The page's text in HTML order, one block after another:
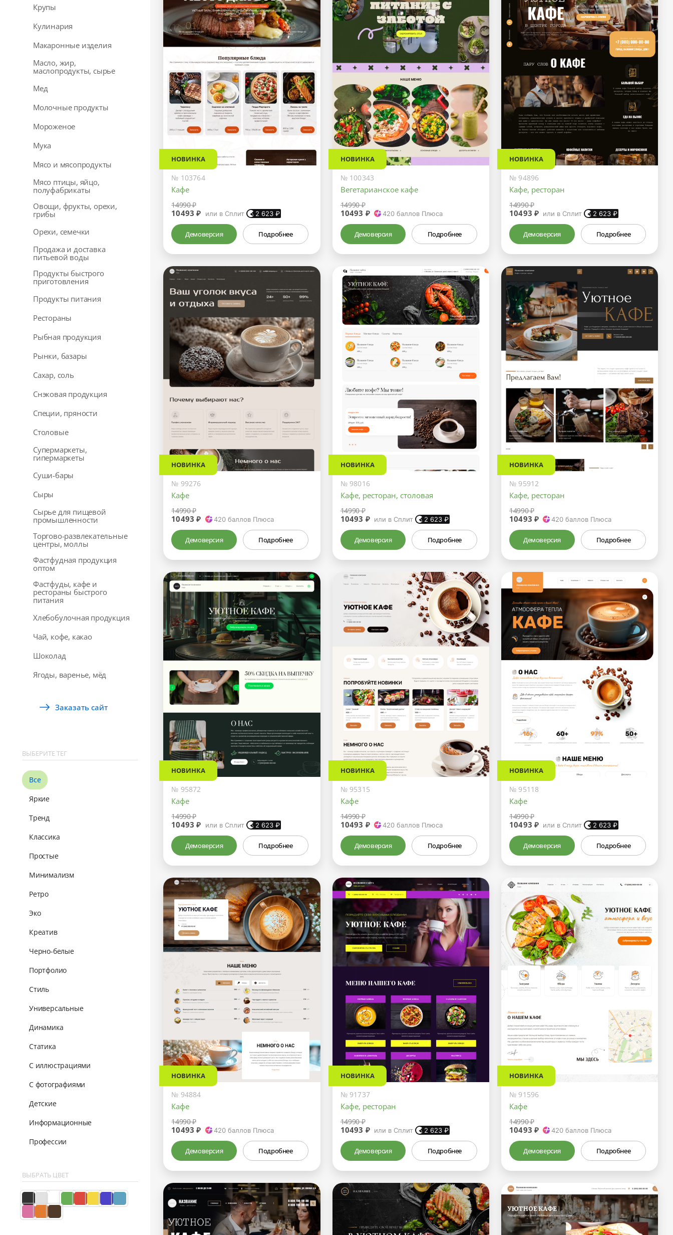
Крупы
Кулинария
Макаронные изделия
Масло, жир,
маслопродукты, сырье
Мед
Молочные продукты
Мороженое
Мука
Мясо и мясопродукты
Мясо птицы, яйцо,
полуфабрикаты
Овощи, фрукты, орехи,
грибы
Орехи, семечки
Продажа и доставка
питьевой воды
Продукты быстрого
приготовления
Продукты питания
Рестораны
Рыбная продукция
Рынки, базары
Сахар, соль
Снэковая продукция
Специи, пряности
Столовые
Супермаркеты,
гипермаркеты
Суши-бары
Сыры
Сырье для пищевой
промышленности
Торгово-развлекательные
центры, моллы
Фастфудная продукция
оптом
Фастфуды, кафе и
рестораны быстрого
питания
Хлебобулочная продукция
Чай, кофе, какао
Шоколад
Ягоды, варенье, мёд
Заказать сайт
ВЫБЕРИТЕ ТЕГ
Все
Яркие
Тренд
Классика
Простые
Минимализм
Ретро
Эко
Креатив
Черно-белые
Портфолио
Стиль
Универсальные
Динамика
Статика
С иллюстрациями
С фотографиями
Детские
Информационные
Профессии
ВЫБРАТЬ ЦВЕТ
НОВИНКА
№ 103764
Кафе
14990 ₽
10493 ₽ или в Сплит 2 623₽
Демоверсия Подробнее
НОВИНКА
№ 100343
Вегетарианское кафе
14990 ₽
10493 ₽ 420 баллов Плюса
Демоверсия Подробнее
НОВИНКА
№ 94896
Кафе, ресторан
14990 ₽
10493 ₽ или в Сплит 2 623 ₽
Демоверсия Подробнее
НОВИНКА
№ 99276
Кафе
14990 ₽
10493 ₽ 420баллов Плюса
Демоверсия Подробнее
НОВИНКА
№ 98016
Кафе, ресторан, столовая
14990 ₽
10493 ₽ или в Сплит 2 623 ₽
Демоверсия Подробнее
НОВИНКА
№ 95912
Кафе, ресторан
14990 ₽
10493 ₽ 420 баллов Плюса
Демоверсия Подробнее
НОВИНКА
№ 95872
Кафе
14990 ₽
10493 ₽ или в Сплит 2 623₽
Демоверсия Подробнее
НОВИНКА
№ 95315
Кафе
14990 ₽
10493 ₽ 420 баллов Плюса
Демоверсия Подробнее
НОВИНКА
№ 95118
Кафе
14990 ₽
10493 ₽ или в Сплит 2 623 ₽
Демоверсия Подробнее
НОВИНКА
№ 94884
Кафе
14990 ₽
10493 ₽ 420баллов Плюса
Демоверсия Подробнее
НОВИНКА
№ 91737
Кафе, ресторан
14990 ₽
10493 ₽ или в Сплит 2 623 ₽
Демоверсия Подробнее
НОВИНКА
№ 91596
Кафе
14990 ₽
10493 ₽ 420 баллов Плюса
Демоверсия Подробнее